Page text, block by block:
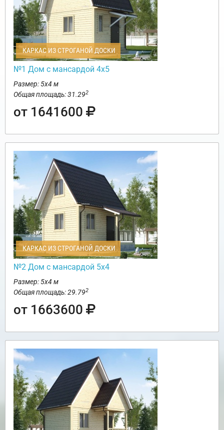
КАРКАС ИЗ СТРОГАНОЙ ДОСКИ
№1 Дом с мансардой 4х5
Размер: 5х4 м
Общая площадь: 31.292
от 1641600
КАРКАС ИЗ СТРОГАНОЙ ДОСКИ
№2 Дом с мансардой 5х4
Размер: 5х4 м
Общая площадь: 29.792
от 1663600